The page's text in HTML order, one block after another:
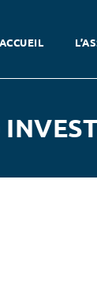
ACCUEIL
INVEST